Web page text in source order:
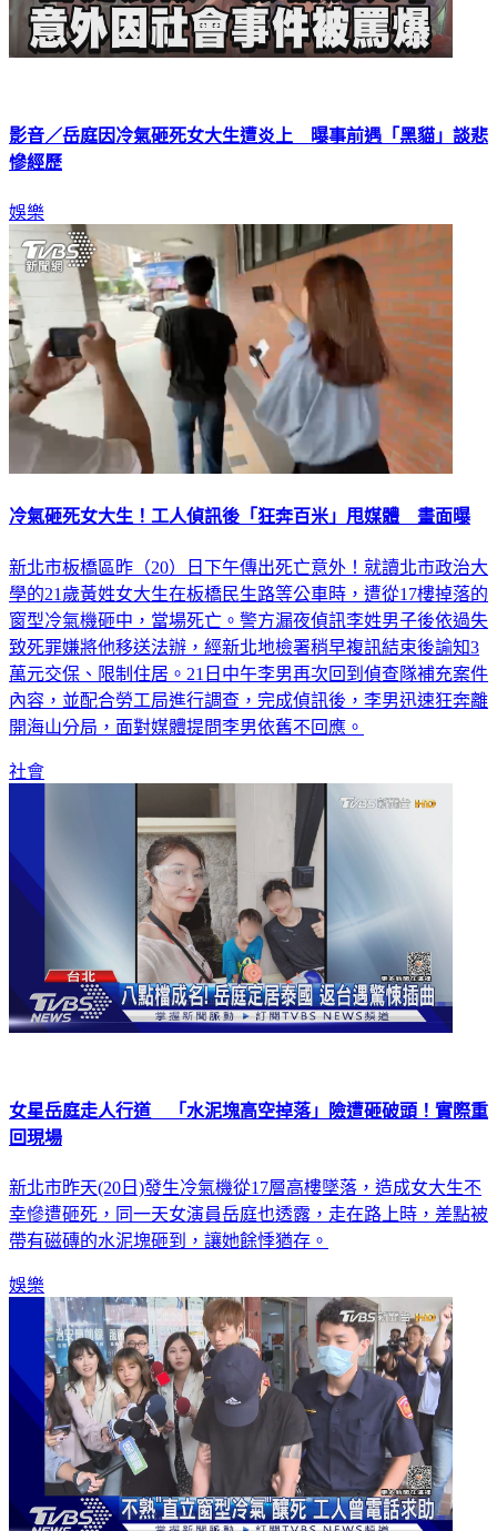
影音／岳庭因冷氣砸死女大生遭炎上 曝事前遇「黑貓」談悲
慘經歷
娛樂
冷氣砸死女大生！工人偵訊後「狂奔百米」甩媒體 畫面曝
新北市板橋區昨（20）日下午傳出死亡意外！就讀北市政治大
學的21歲黃姓女大生在板橋民生路等公車時，遭從17樓掉落的
窗型冷氣機砸中，當場死亡。警方漏夜偵訊李姓男子後依過失
致死罪嫌將他移送法辦，經新北地檢署稍早複訊結束後諭知3
萬元交保、限制住居。21日中午李男再次回到偵查隊補充案件
內容，並配合勞工局進行調查，完成偵訊後，李男迅速狂奔離
開海山分局，面對媒體提問李男依舊不回應。
社會
女星岳庭走人行道 「水泥塊高空掉落」險遭砸破頭！實際重
回現場
新北市昨天(20日)發生冷氣機從17層高樓墜落，造成女大生不
幸慘遭砸死，同一天女演員岳庭也透露，走在路上時，差點被
帶有磁磚的水泥塊砸到，讓她餘悸猶存。
娛樂